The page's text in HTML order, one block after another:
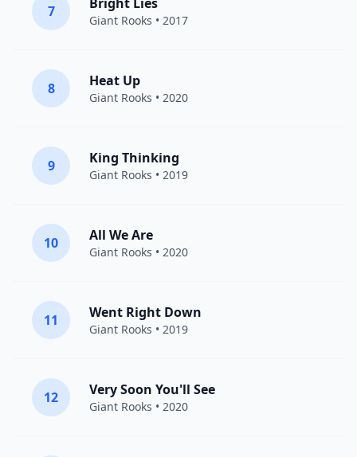
7
Giant Rooks • 2017
8 Heat Up
Giant Rooks • 2020
9 King Thinking
Giant Rooks • 2019
10 All We Are
Giant Rooks • 2020
11 Went Right Down
Giant Rooks • 2019
12 Very Soon You'll See
Giant Rooks • 2020